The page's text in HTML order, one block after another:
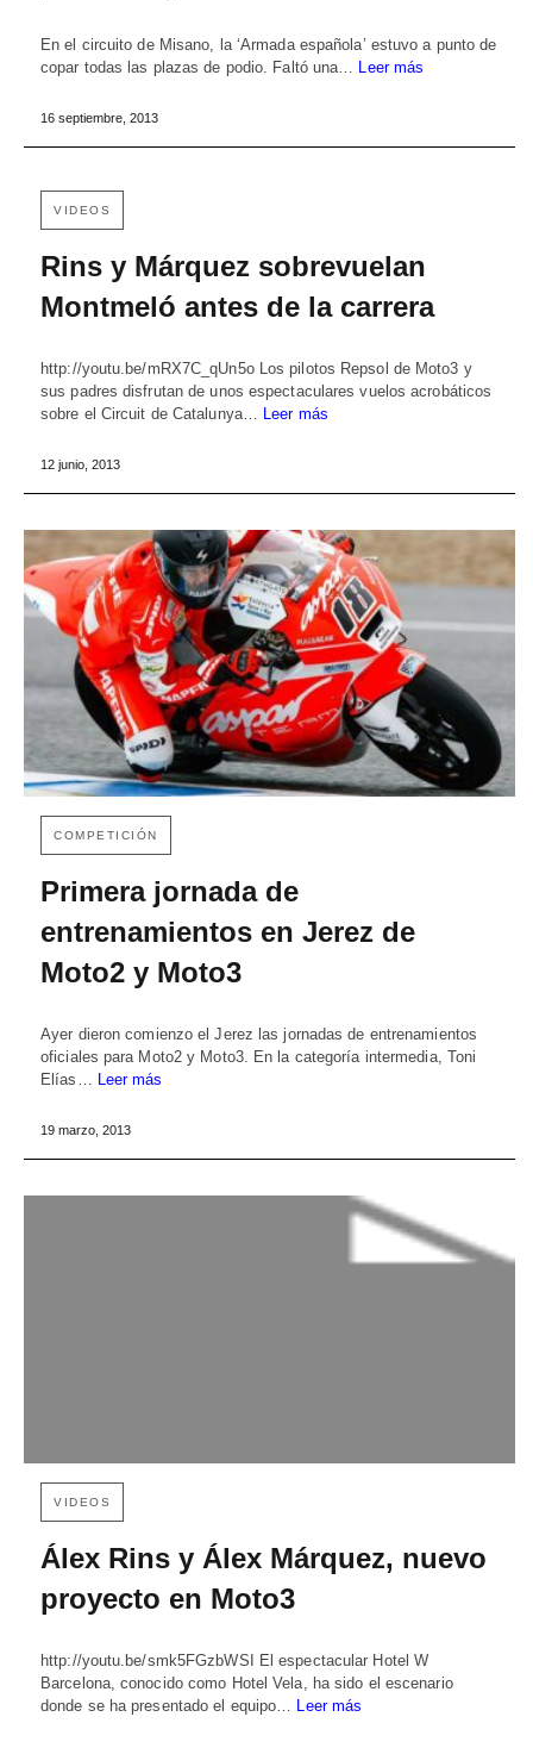
En el circuito de Misano, la ‘Armada española’ estuvo a punto de
copar todas las plazas de podio. Faltó una…
Leer más
16 septiembre, 2013
VIDEOS
Rins y Márquez sobrevuelan
Montmeló antes de la carrera
http://youtu.be/mRX7C_qUn5o Los pilotos Repsol de Moto3 y
sus padres disfrutan de unos espectaculares vuelos acrobáticos
sobre el Circuit de Catalunya…
Leer más
12 junio, 2013
COMPETICIÓN
Primera jornada de
entrenamientos en Jerez de
Moto2 y Moto3
Ayer dieron comienzo el Jerez las jornadas de entrenamientos
oficiales para Moto2 y Moto3. En la categoría intermedia, Toni
Elías… Leer más
19 marzo, 2013
VIDEOS
Álex Rins y Álex Márquez, nuevo
proyecto en Moto3
http://youtu.be/smk5FGzbWSI El espectacular Hotel W
Barcelona, conocido como Hotel Vela, ha sido el escenario
donde se ha presentado el equipo… Leer más